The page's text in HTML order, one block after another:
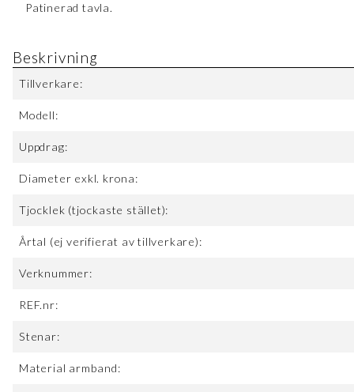
Patinerad tavla.
Beskrivning
Tillverkare:
Modell:
Uppdrag:
Diameter exkl. krona:
Tjocklek (tjockaste stället):
Årtal (ej verifierat av tillverkare):
Verknummer:
REF.nr:
Stenar:
Material armband: